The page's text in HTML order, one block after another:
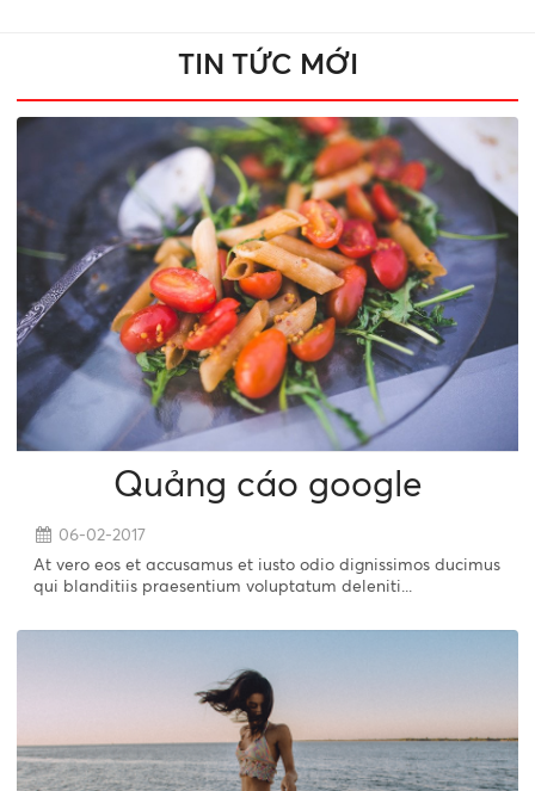
TIN TỨC MỚI
Quảng cáo google
06-02-2017
At vero eos et accusamus et iusto odio dignissimos ducimus
qui blanditiis praesentium voluptatum deleniti...